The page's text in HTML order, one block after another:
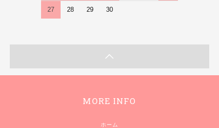
27 28 29 30
MORE INFO
ホーム